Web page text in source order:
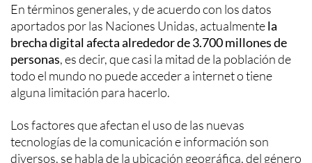
En términos generales, y de acuerdo con los datos
aportados por las Naciones Unidas, actualmentela
brecha digital afecta alrededor de3.700 millones de
personas, es decir, que casi la mitad de la población de
todo el mundo no puede acceder a internet o tiene
alguna limitación para hacerlo.
Los factores que afectan el uso de las nuevas
tecnologías de la comunicación e información son
diversos, se habla de la ubicación geográfica, del género